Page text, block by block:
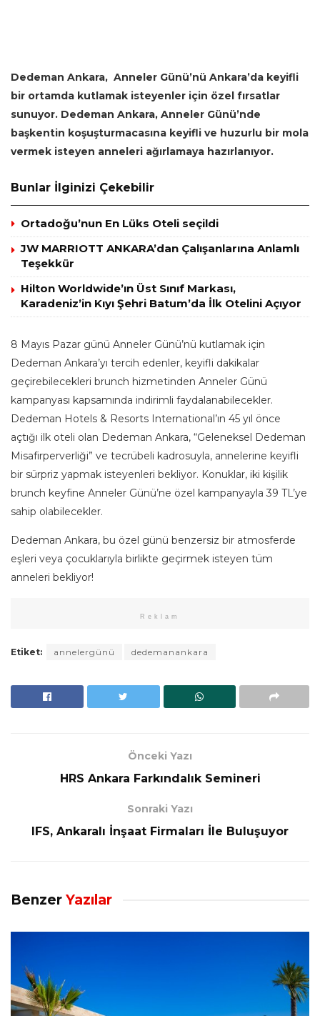
Dedeman Ankara, Anneler Günü’nü Ankara’da keyifli
bir ortamda kutlamak isteyenler için özel fırsatlar
sunuyor. Dedeman Ankara, Anneler Günü’nde
başkentin koşuşturmacasına keyifli ve huzurlu bir mola
vermek isteyen anneleri ağırlamaya hazırlanıyor.
Bunlar İlginizi Çekebilir
Ortadoğu’nun En Lüks Oteli seçildi
JW MARRIOTT ANKARA’dan Çalışanlarına Anlamlı
Teşekkür
Hilton Worldwide’ın Üst Sınıf Markası,
Karadeniz’in Kıyı Şehri Batum’da İlk Otelini Açıyor
8 Mayıs Pazar günü Anneler Günü’nü kutlamak için
Dedeman Ankara’yı tercih edenler, keyifli dakikalar
geçirebilecekleri brunch hizmetinden Anneler Günü
kampanyası kapsamında indirimli faydalanabilecekler.
Dedeman Hotels & Resorts International’ın 45 yıl önce
açtığı ilk oteli olan Dedeman Ankara, “Geleneksel Dedeman
Misafirperverliği” ve tecrübeli kadrosuyla, annelerine keyifli
bir sürpriz yapmak isteyenleri bekliyor. Konuklar, iki kişilik
brunch keyfine Anneler Günü’ne özel kampanyayla 39 TL’ye
sahip olabilecekler.
Dedeman Ankara, bu özel günü benzersiz bir atmosferde
eşleri veya çocuklarıyla birlikte geçirmek isteyen tüm
anneleri bekliyor!
Reklam
Etiket: annelergünü dedemanankara
Önceki Yazı
HRS Ankara Farkındalık Semineri
Sonraki Yazı
IFS, Ankaralı İnşaat Firmaları İle Buluşuyor
Benzer Yazılar